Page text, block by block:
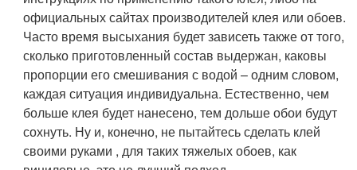
официальных сайтах производителей клея или обоев.
Часто время высыхания будет зависеть также от того,
сколько приготовленный состав выдержан, каковы
пропорции его смешивания с водой – одним словом,
каждая ситуация индивидуальна. Естественно, чем
больше клея будет нанесено, тем дольше обои будут
сохнуть. Ну и, конечно, не пытайтесь сделать клей
своими руками , для таких тяжелых обоев, как